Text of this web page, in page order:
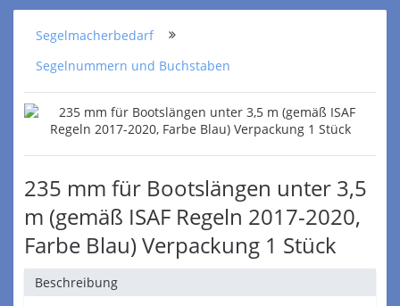
Segelmacherbedarf
Segelnummern und Buchstaben
235 mm für Bootslängen unter 3,5
m (gemäß ISAF Regeln 2017-2020,
Farbe Blau) Verpackung 1 Stück
Beschreibung